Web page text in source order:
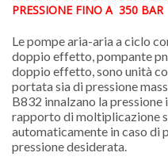
PRESSIONE FINO A 350 BAR
Le pompe aria-aria a ciclo
doppio effetto, pompante
doppio effetto, sono unità
portata sia di pressione
B832 innalzano la pressione
rapporto di moltiplicazione
automaticamente in caso di
pressione desiderata.